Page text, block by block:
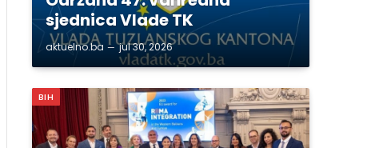
sjednica Vlade TK
aktuelno.ba jul 30, 2026
BIH